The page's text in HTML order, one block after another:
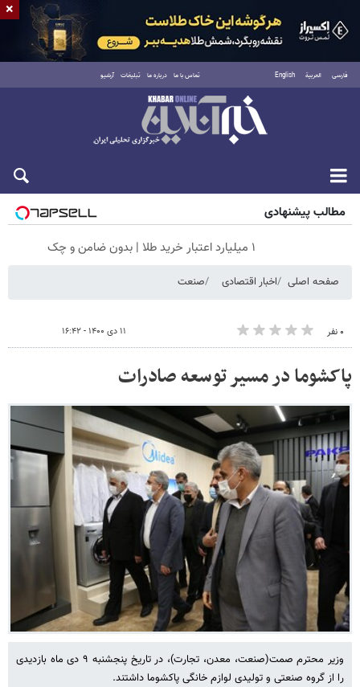
فارسی العربية English تماس با ما درباره ما تبلیغات آرشیو
جمعه ۱۶ مرداد ۱۴۰۵
مطالب پیشنهادی
۱ میلیارد اعتبار خرید طلا | بدون ضامن و چک
صفحه اصلی اخبار اقتصادی صنعت
۰ نفر ۱۱ دی ۱۴۰۰ - ۱۶:۴۲
پاکشوما در مسیر توسعه صادرات
وزیر محترم صمت(صنعت، معدن، تجارت)، در تاریخ پنجشنبه ۹ دی ماه بازدیدی
را از گروه صنعتی و تولیدی لوازم خانگی پاکشوما داشتند.
×